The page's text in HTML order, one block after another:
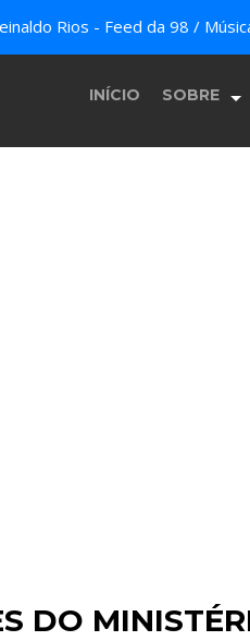
Rios - Feed da 98 /
INÍCIO SOBRE
DO